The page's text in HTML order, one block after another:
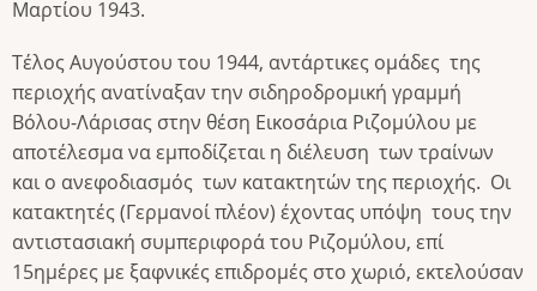
Μαρτίου 1943.
Τέλος Αυγούστου του 1944, αντάρτικες ομάδες της
περιοχής ανατίναξαν την σιδηροδρομική γραμμή
Βόλου-Λάρισας στην θέση Εικοσάρια Ριζομύλου με
αποτέλεσμα να εμποδίζεται η διέλευση των τραίνων
και ο ανεφοδιασμός των κατακτητών της περιοχής. Οι
κατακτητές (Γερμανοί πλέον) έχοντας υπόψη τους την
αντιστασιακή συμπεριφορά του Ριζομύλου, επί
15ημέρες με ξαφνικές επιδρομές στο χωριό, εκτελούσαν